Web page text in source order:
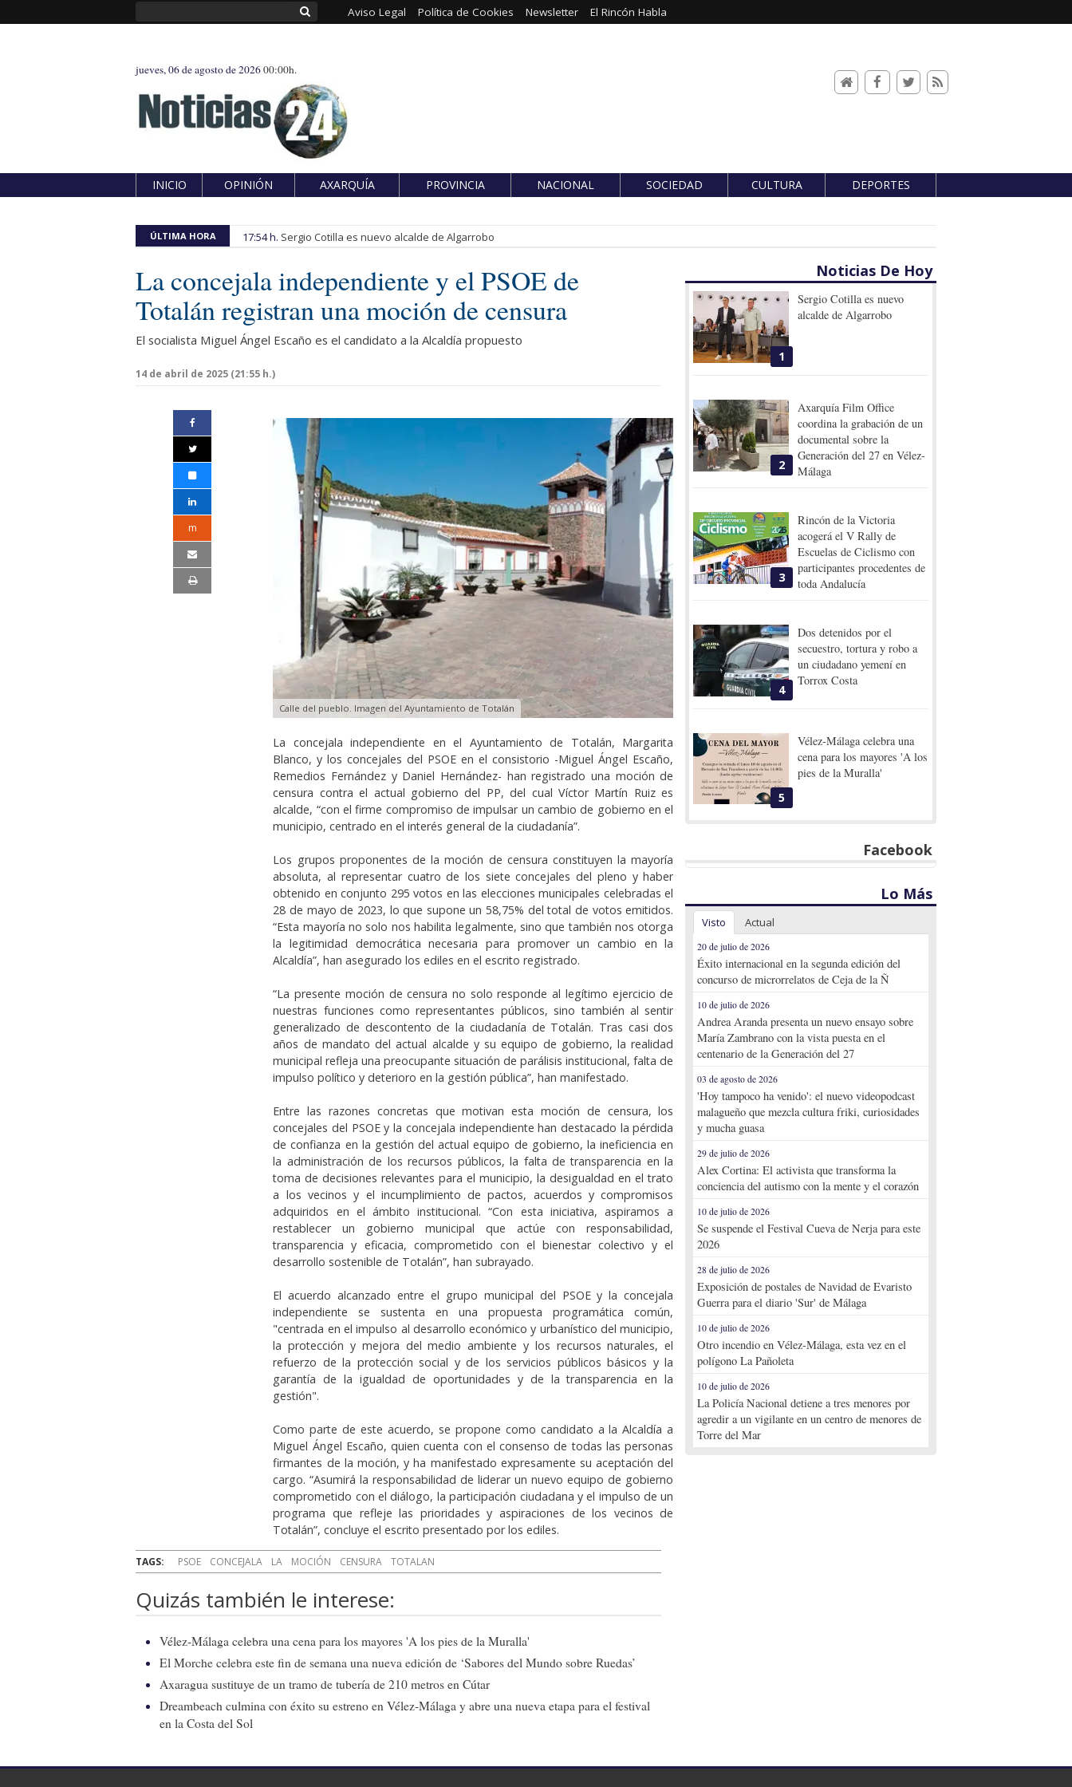
Aviso Legal Política de Cookies Newsletter El Rincón Habla
jueves, 06 de agosto de 202600:00h.
INICIO OPINIÓN AXARQUÍA PROVINCIA NACIONAL SOCIEDAD CULTURA DEPORTES
ÚLTIMA HORA 17:54 h. Sergio Cotilla es nuevo alcalde de Algarrobo
La concejala independiente y el PSOE de
Totalán registran una moción de censura
El socialista Miguel Ángel Escaño es el candidato a la Alcaldía propuesto
14 de abril de 2025 (21:55 h.)
m
Calle del pueblo. Imagen del Ayuntamiento de Totalán
La concejala independiente en el Ayuntamiento de Totalán, Margarita
Blanco, y los concejales del PSOE en el consistorio -Miguel Ángel Escaño,
Remedios Fernández y Daniel Hernández- han registrado una moción de
censura contra el actual gobierno del PP, del cual Víctor Martín Ruiz es
alcalde, “con el firme compromiso de impulsar un cambio de gobierno en el
municipio, centrado en el interés general de la ciudadanía”.
Los grupos proponentes de la moción de censura constituyen la mayoría
absoluta, al representar cuatro de los siete concejales del pleno y haber
obtenido en conjunto 295 votos en las elecciones municipales celebradas el
28 de mayo de 2023, lo que supone un 58,75% del total de votos emitidos.
“Esta mayoría no solo nos habilita legalmente, sino que también nos otorga
la legitimidad democrática necesaria para promover un cambio en la
Alcaldía”, han asegurado los ediles en el escrito registrado.
“La presente moción de censura no solo responde al legítimo ejercicio de
nuestras funciones como representantes públicos, sino también al sentir
generalizado de descontento de la ciudadanía de Totalán. Tras casi dos
años de mandato del actual alcalde y su equipo de gobierno, la realidad
municipal refleja una preocupante situación de parálisis institucional, falta de
impulso político y deterioro en la gestión pública”, han manifestado.
Entre las razones concretas que motivan esta moción de censura, los
concejales del PSOE y la concejala independiente han destacado la pérdida
de confianza en la gestión del actual equipo de gobierno, la ineficiencia en
la administración de los recursos públicos, la falta de transparencia en la
toma de decisiones relevantes para el municipio, la desigualdad en el trato
a los vecinos y el incumplimiento de pactos, acuerdos y compromisos
adquiridos en el ámbito institucional. “Con esta iniciativa, aspiramos a
restablecer un gobierno municipal que actúe con responsabilidad,
transparencia y eficacia, comprometido con el bienestar colectivo y el
desarrollo sostenible de Totalán”, han subrayado.
El acuerdo alcanzado entre el grupo municipal del PSOE y la concejala
independiente se sustenta en una propuesta programática común,
"centrada en el impulso al desarrollo económico y urbanístico del municipio,
la protección y mejora del medio ambiente y los recursos naturales, el
refuerzo de la protección social y de los servicios públicos básicos y la
garantía de la igualdad de oportunidades y de la transparencia en la
gestión".
Como parte de este acuerdo, se propone como candidato a la Alcaldía a
Miguel Ángel Escaño, quien cuenta con el consenso de todas las personas
firmantes de la moción, y ha manifestado expresamente su aceptación del
cargo. “Asumirá la responsabilidad de liderar un nuevo equipo de gobierno
comprometido con el diálogo, la participación ciudadana y el impulso de un
programa que refleje las prioridades y aspiraciones de los vecinos de
Totalán”, concluye el escrito presentado por los ediles.
TAGS: PSOE CONCEJALA LA MOCIÓN CENSURA TOTALAN
Quizás también le interese:
Vélez-Málaga celebra una cena para los mayores 'A los pies de la Muralla'
El Morche celebra este fin de semana una nueva edición de ‘Sabores del Mundo sobre Ruedas’
Axaragua sustituye de un tramo de tubería de 210 metros en Cútar
Dreambeach culmina con éxito su estreno en Vélez-Málaga y abre una nueva etapa para el festival
en la Costa del Sol
Noticias De Hoy
1
Sergio Cotilla es nuevo
alcalde de Algarrobo
2
Axarquía Film Office
coordina la grabación de un
documental sobre la
Generación del 27 en Vélez-
Málaga
3
Rincón de la Victoria
acogerá el V Rally de
Escuelas de Ciclismo con
participantes procedentes de
toda Andalucía
4
Dos detenidos por el
secuestro, tortura y robo a
un ciudadano yemení en
Torrox Costa
5
Vélez-Málaga celebra una
cena para los mayores 'A los
pies de la Muralla'
Facebook
Lo Más
Visto Actual
20 de julio de 2026
Éxito internacional en la segunda edición del
concurso de microrrelatos de Ceja de la Ñ
10 de julio de 2026
Andrea Aranda presenta un nuevo ensayo sobre
María Zambrano con la vista puesta en el
centenario de la Generación del 27
03 de agosto de 2026
'Hoy tampoco ha venido': el nuevo videopodcast
malagueño que mezcla cultura friki, curiosidades
y mucha guasa
29 de julio de 2026
Alex Cortina: El activista que transforma la
conciencia del autismo con la mente y el corazón
10 de julio de 2026
Se suspende el Festival Cueva de Nerja para este
2026
28 de julio de 2026
Exposición de postales de Navidad de Evaristo
Guerra para el diario 'Sur' de Málaga
10 de julio de 2026
Otro incendio en Vélez-Málaga, esta vez en el
polígono La Pañoleta
10 de julio de 2026
La Policía Nacional detiene a tres menores por
agredir a un vigilante en un centro de menores de
Torre del Mar